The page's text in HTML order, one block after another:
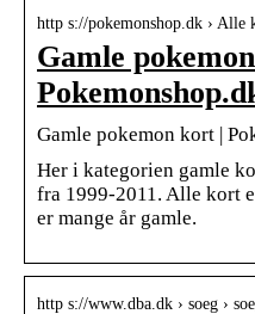
http s://pokemonshop.dk › Alle
Gamle
Gamle pokemon kort |
Her i kategorien gamle
fra 1999-2011. Alle kort
er mange år gamle.
http s://www.dba.dk › soeg ›